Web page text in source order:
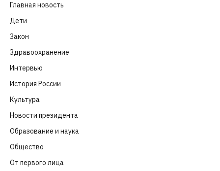
Главная новость
Дети
Закон
Здравоохранение
Интервью
История России
Культура
Новости президента
Образование и наука
Общество
От первого лица